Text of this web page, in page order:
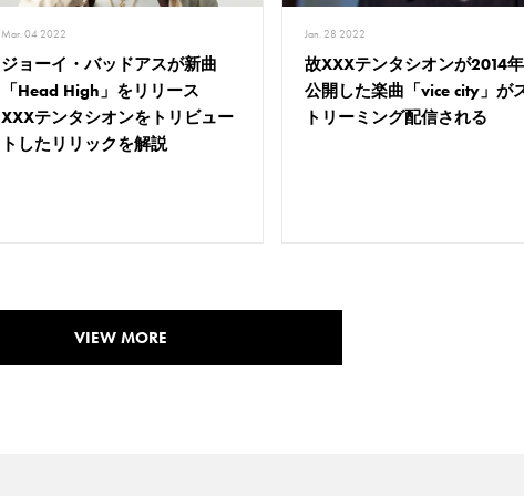
Mar. 04 2022
ジョーイ・バッドアスが新曲
「Head High」をリリース
XXXテンタシオンをトリビュー
トしたリリックを解説
Jan. 28 2022
故XXXテンタシオンが2014
公開した楽曲「vice city」が
トリーミング配信される
VIEW MORE